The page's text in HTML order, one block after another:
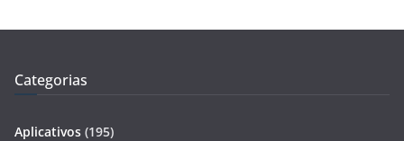
Categorias
Aplicativos (195)